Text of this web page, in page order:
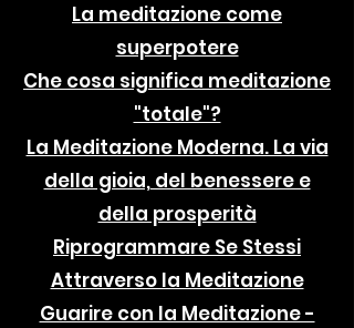
La meditazione come
superpotere
Che cosa significa meditazione
"totale"?
La Meditazione Moderna. La via
della gioia, del benessere e
della prosperità
Riprogrammare Se Stessi
Attraverso la Meditazione
Guarire con la Meditazione -